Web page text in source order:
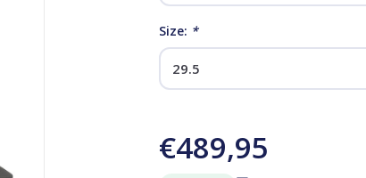
Size: *
€489,95